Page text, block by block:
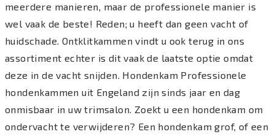
meerdere manieren, maar de professionele manier is
wel vaak de beste! Reden; u heeft dan geen vacht of
huidschade. Ontklitkammen vindt u ook terug in ons
assortiment echter is dit vaak de laatste optie omdat
deze in de vacht snijden. Hondenkam Professionele
hondenkammen uit Engeland zijn sinds jaar en dag
onmisbaar in uw trimsalon. Zoekt u een hondenkam om
ondervacht te verwijderen? Een hondenkam grof, of een